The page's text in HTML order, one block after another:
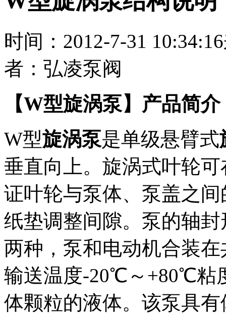
时间： 2012-7-31 10:34:16
者： 弘凌泵阀
【W型旋涡泵】产品简介
W型旋涡泵是单级悬臂式
垂直向上。旋涡式叶轮
证叶轮与泵体、泵盖之
纸垫调整间隙。泵的轴
两种，泵和电动机合装
输送温度-20℃～+80℃粘
体颗粒的液体。该泵具